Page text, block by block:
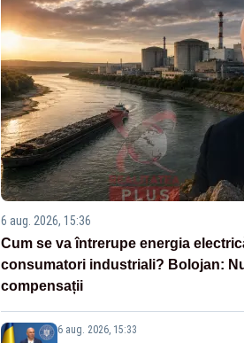
6 aug. 2026, 15:36
Cum se va întrerupe energia
consumatori industriali? Bolojan:
compensații
6 aug. 2026, 15:33